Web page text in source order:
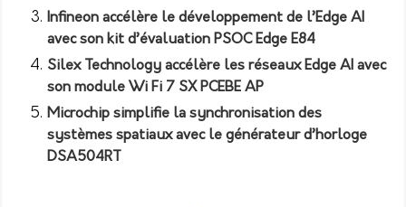
Infineon accélère le développement de l’Edge AI
avec son kit d’évaluation PSOC Edge E84
Silex Technology accélère les réseaux Edge AI avec
son module Wi Fi 7 SX PCEBE AP
Microchip simplifie la synchronisation des
systèmes spatiaux avec le générateur d’horloge
DSA504RT